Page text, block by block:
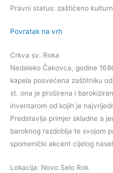
Pravni status: zaštićeno
Povratak na vrh
Crkva sv. Roka
Nedaleko Čakovca, godine
kapela posvećena zaštitniku
st. ona je proširena i
inventarom od kojih je
Predstavlja primjer skladne a
baroknog razdoblja te svojom
spomenički akcent cijelog
Lokacija: Novo Selo Rok